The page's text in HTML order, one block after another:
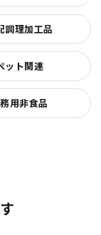
調理加工品
ット関連
用非食品